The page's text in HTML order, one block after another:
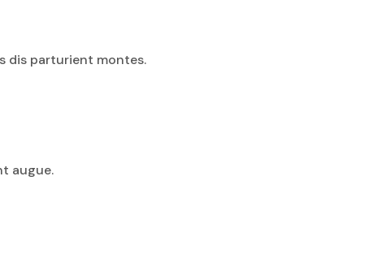
dis parturient montes.
augue.